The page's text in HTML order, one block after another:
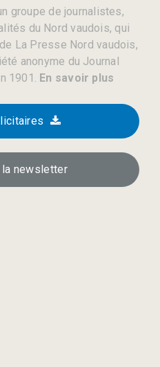
groupe de journalistes,
du Nord vaudois, qui
La Presse Nord vaudois,
anonyme du Journal
1901. En savoir plus
la newsletter